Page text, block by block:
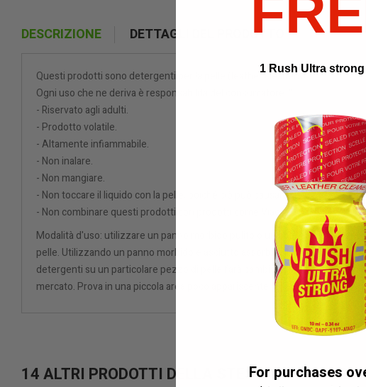
DESCRIZIONE DETTAGLI DEL PRODOTTO
Questi prodotti sono detergenti per la pelle (leather cleaners).
Ogni uso che ne deriva è responsabilità del consumatore. "
- Riservato agli adulti.
- Prodotto volatile.
- Altamente infiammabile.
- Non inalare.
- Non mangiare.
- Non toccare il liquido con la pelle, poiché ciò può causare ustioni.
- Non combinare questi prodotti con prodotti come Viagra o Cialis.
Modalità d'uso: utilizzare un panno morbido pulito o un batuffolo di
pelle. Utilizzando un panno morbido e asciutto assorbire il liquido in
detergenti su un particolare pezzo di pelle farà cambiare il colore della
mercato. Prova in una piccola area poco appariscente prima di procedere.
14 ALTRI PRODOTTI DELLA STESSA
1 Rush Ultra strong
For purchases